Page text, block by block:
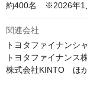
約400名　※2026年1
関連会社
トヨタファイナンシ
トヨタファイナンス
株式会社KINTO　ほ